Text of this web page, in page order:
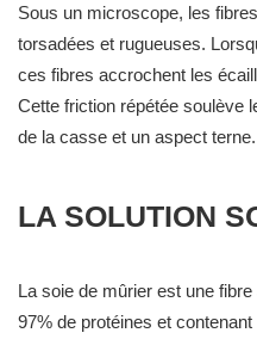
Sous un microscope, les
torsadées et rugueuses.
ces fibres accrochent les
Cette friction répétée soulève
de la casse et un aspect terne.
LA SOLUTION
La soie de mûrier est une
97% de protéines et